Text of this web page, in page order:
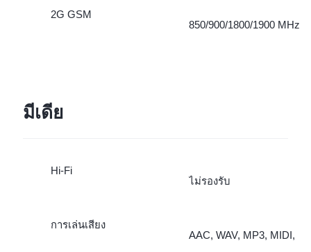
2G GSM
850/900/1800/1900 MHz
มีเดีย
Hi-Fi
ไม่รองรับ
การเล่นเสียง
AAC, WAV, MP3, MIDI,